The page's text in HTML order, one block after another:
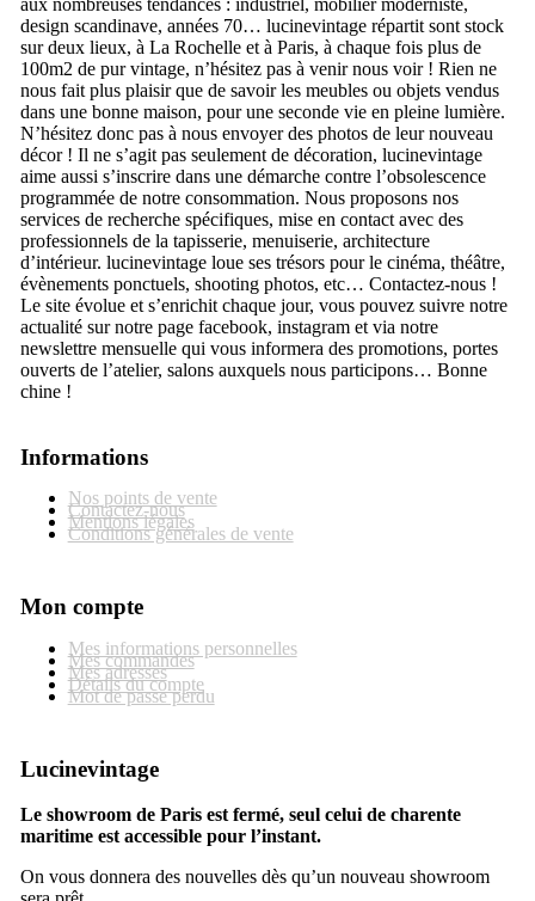
aux nombreuses tendances : industriel, mobilier moderniste,
design scandinave, années 70… lucinevintage répartit sont stock
sur deux lieux, à La Rochelle et à Paris, à chaque fois plus de
100m2 de pur vintage, n’hésitez pas à venir nous voir ! Rien ne
nous fait plus plaisir que de savoir les meubles ou objets vendus
dans une bonne maison, pour une seconde vie en pleine lumière.
N’hésitez donc pas à nous envoyer des photos de leur nouveau
décor ! Il ne s’agit pas seulement de décoration, lucinevintage
aime aussi s’inscrire dans une démarche contre l’obsolescence
programmée de notre consommation. Nous proposons nos
services de recherche spécifiques, mise en contact avec des
professionnels de la tapisserie, menuiserie, architecture
d’intérieur. lucinevintage loue ses trésors pour le cinéma, théâtre,
évènements ponctuels, shooting photos, etc… Contactez-nous !
Le site évolue et s’enrichit chaque jour, vous pouvez suivre notre
actualité sur notre page facebook, instagram et via notre
newslettre mensuelle qui vous informera des promotions, portes
ouverts de l’atelier, salons auxquels nous participons… Bonne
chine !
Informations
Nos points de vente
Contactez-nous
Mentions légales
Conditions générales de vente
Mon compte
Mes informations personnelles
Mes commandes
Mes adresses
Détails du compte
Mot de passe perdu
Lucinevintage
Le showroom de Paris est fermé, seul celui de charente
maritime est accessible pour l’instant.
On vous donnera des nouvelles dès qu’un nouveau showroom